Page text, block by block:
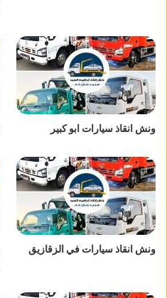
ونش انقاذ سيارات ابو كبير
ونش انقاذ سيارات في الزقازيق